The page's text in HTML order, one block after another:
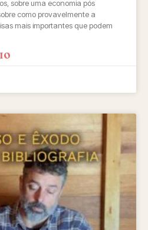
sobre uma economia pós
como provavelmente a
mais importantes que podem